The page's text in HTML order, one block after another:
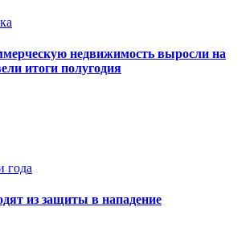
недвижимость выросли на
итоги полугодия
года
из защиты в нападение